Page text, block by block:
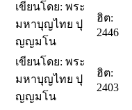
เขียนโดย: พระ
มหาบุญไทย ปุ
ญญมโน
ฮิต:
2446
เขียนโดย: พระ
มหาบุญไทย ปุ
ญญมโน
ฮิต:
2403